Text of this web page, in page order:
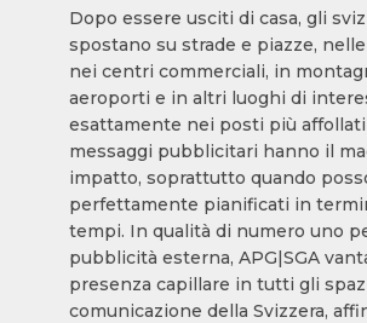
Dopo essere usciti di casa, gli
spostano su strade e piazze,
nei centri commerciali, in
aeroporti e in altri luoghi di
esattamente nei posti più
messaggi pubblicitari hanno il
impatto, soprattutto quando
perfettamente pianificati in
tempi. In qualità di numero uno
pubblicità esterna, APG|SGA
presenza capillare in tutti gli
comunicazione della Svizzera,